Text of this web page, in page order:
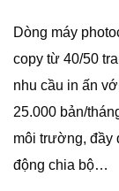
Dòng máy
copy từ 40/50
nhu cầu in ấn
25.000 bản/
môi trường, đầy
động chia bộ…